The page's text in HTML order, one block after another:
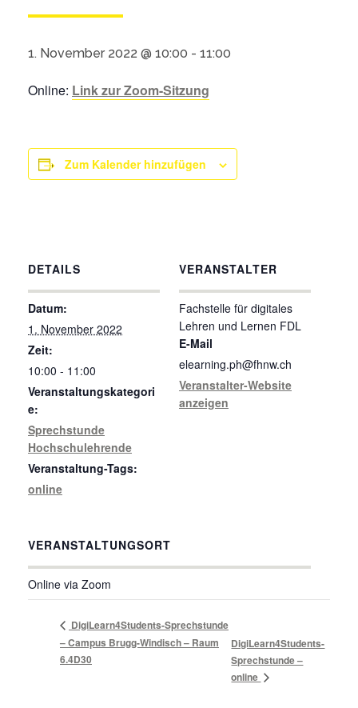
1. November 2022 @ 10:00 - 11:00
Online: Link zur Zoom-Sitzung
Zum Kalender hinzufügen
DETAILS
Datum:
1. November 2022
Zeit:
10:00 - 11:00
Veranstaltungskategori
e:
Sprechstunde
Hochschulehrende
Veranstaltung-Tags:
online
VERANSTALTUNGSORT
Online via Zoom
VERANSTALTER
Fachstelle für digitales
Lehren und Lernen FDL
E-Mail
elearning.ph@fhnw.ch
Veranstalter-Website
anzeigen
DigiLearn4Students-Sprechstunde
– Campus Brugg-Windisch – Raum
6.4D30
DigiLearn4Students-
Sprechstunde –
online